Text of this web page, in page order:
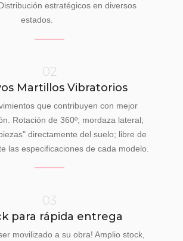
estratégicos en diversos
estados.
02
Martillos Vibratorios
que contribuyen con mejor
Rotación de 360º; mordaza lateral;
directamente del suelo; libre de
las especificaciones de cada modelo.
03
para rápida entrega
movilizado a su obra! Amplio stock,